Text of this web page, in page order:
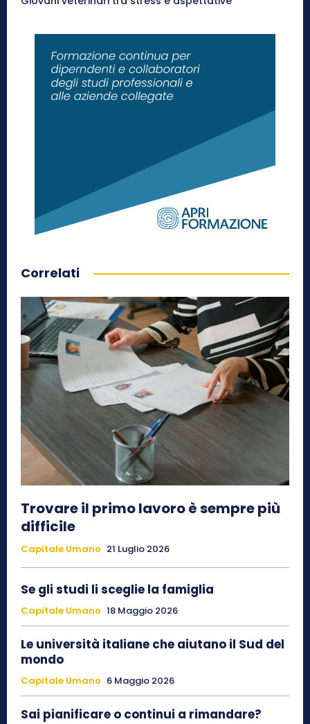
Correlati
Trovare il primo lavoro è sempre più
difficile
Capitale Umano 21 Luglio 2026
Se gli studi li sceglie la famiglia
Capitale Umano 18 Maggio 2026
Le università italiane che aiutano il Sud del
mondo
Capitale Umano 6 Maggio 2026
Sai pianificare o continui a rimandare?